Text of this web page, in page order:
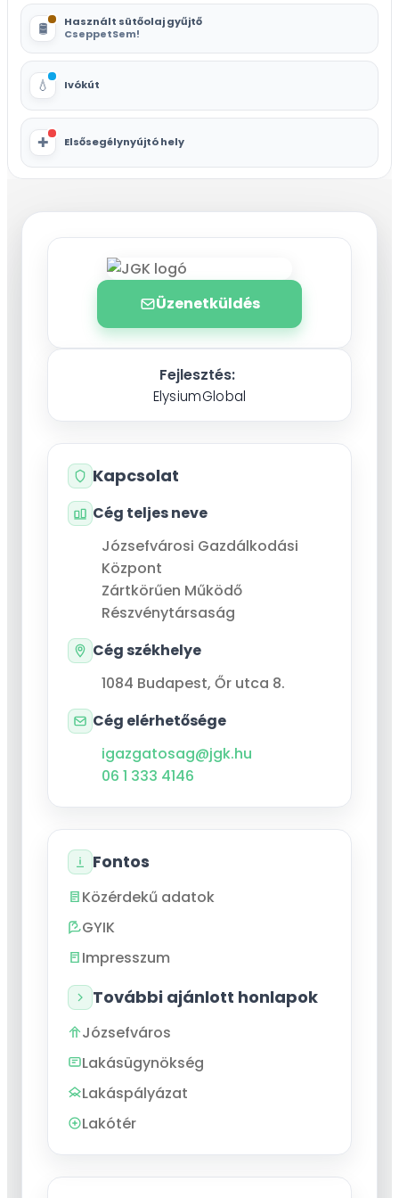
🛢️
Használt sütőolaj gyűjtő
CseppetSem!
💧 Ivókút
✚ Elsősegélynyújtó hely
Üzenetküldés
Fejlesztés:
ElysiumGlobal
Kapcsolat
Cég teljes neve
Józsefvárosi Gazdálkodási
Központ
Zártkörűen Működő
Részvénytársaság
Cég székhelye
1084 Budapest, Őr utca 8.
Cég elérhetősége
igazgatosag@jgk.hu
06 1 333 4146
Fontos
Közérdekű adatok
GYIK
Impresszum
További ajánlott honlapok
Józsefváros
Lakásügynökség
Lakáspályázat
Lakótér